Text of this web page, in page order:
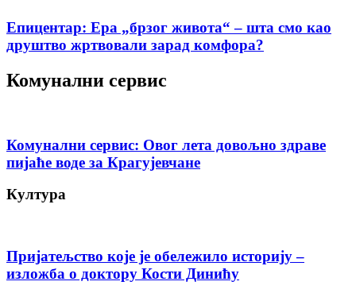
Епицентар: Ера „брзог живота“ – шта смо као
друштво жртвовали зарад комфора?
Комунални сервис
Комунални сервис: Овог лета довољно здраве
пијаће воде за Крагујевчане
Култура
Пријатељство које је обележило историју –
изложба о доктору Кости Динићу